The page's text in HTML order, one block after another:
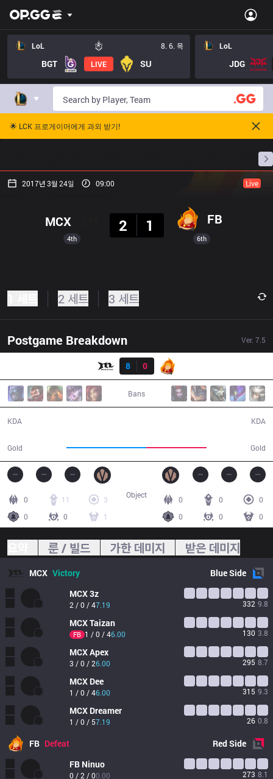
LoL 8. 6. 목
BGT LIVE SU
LoL
JDG
🌟 LCK 프로게이머에게 과외 받기!
프로빌
2017년 3월 24일 09:00 Live
4th
MCX
2
1 FB
6th
2 세트 3 세트
Postgame Breakdown Ver. 7.5
8
0
Bans
KDA
Gold Gold
KDA
0 11
3
0
0 1
0 0
0
0
0 0
Object
룬 / 빌드 가한 데미지 받은 데미지
MCX Victory BlueSide
MCX3z
2 / 0 / 47.19 332 9.8
MCXTaizan
FB 1 / 0 / 46.00 130 3.8
MCXApex
3 / 0 / 26.00 295 8.7
MCX Dee
1 / 0 / 46.00 315 9.3
MCX Dreamer
1 / 0 / 57.19 26 0.8
FB Defeat RedSide
FB Ninuo
0 / 2 / 00.00 273 8.1